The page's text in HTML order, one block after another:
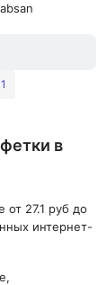
в
27.1 руб до
интернет-